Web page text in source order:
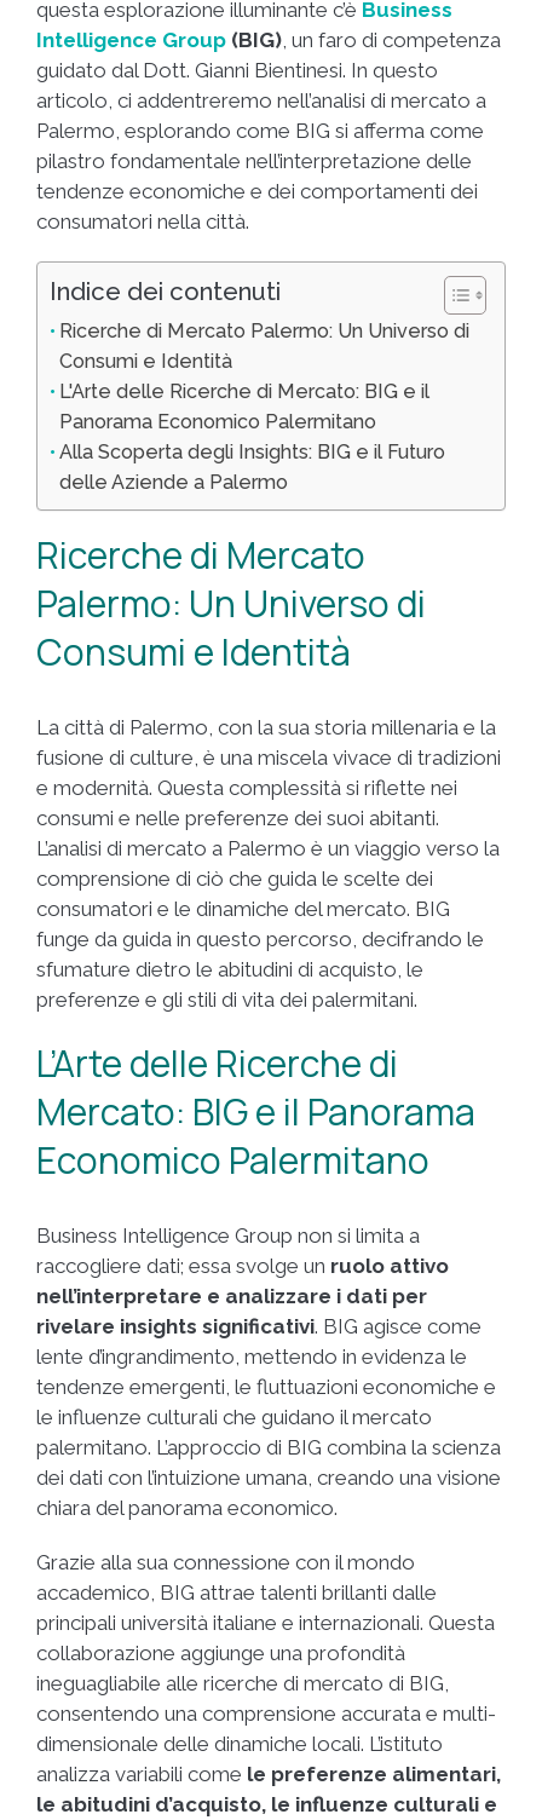
questa esplorazione illuminante c’è Business
Intelligence Group (BIG) , un faro di competenza
guidato dal Dott. Gianni Bientinesi. In questo
articolo, ci addentreremo nell’analisi di mercato a
Palermo, esplorando come BIG si afferma come
pilastro fondamentale nell’interpretazione delle
tendenze economiche e dei comportamenti dei
consumatori nella città.
Indice dei contenuti
Ricerche di Mercato Palermo: Un Universo di
Consumi e Identità
L'Arte delle Ricerche di Mercato: BIG e il
Panorama Economico Palermitano
Alla Scoperta degli Insights: BIG e il Futuro
delle Aziende a Palermo
Ricerche di Mercato
Palermo: Un Universo di
Consumi e Identità
La città di Palermo, con la sua storia millenaria e la
fusione di culture, è una miscela vivace di tradizioni
e modernità. Questa complessità si riflette nei
consumi e nelle preferenze dei suoi abitanti.
L’analisi di mercato a Palermo è un viaggio verso la
comprensione di ciò che guida le scelte dei
consumatori e le dinamiche del mercato. BIG
funge da guida in questo percorso, decifrando le
sfumature dietro le abitudini di acquisto, le
preferenze e gli stili di vita dei palermitani.
L’Arte delle Ricerche di
Mercato: BIG e il Panorama
Economico Palermitano
Business Intelligence Group non si limita a
raccogliere dati; essa svolge un ruolo attivo
nell’interpretare e analizzare i dati per
rivelare insights significativi. BIG agisce come
lente d’ingrandimento, mettendo in evidenza le
tendenze emergenti, le fluttuazioni economiche e
le influenze culturali che guidano il mercato
palermitano. L’approccio di BIG combina la scienza
dei dati con l’intuizione umana, creando una visione
chiara del panorama economico.
Grazie alla sua connessione con il mondo
accademico, BIG attrae talenti brillanti dalle
principali università italiane e internazionali. Questa
collaborazione aggiunge una profondità
ineguagliabile alle ricerche di mercato di BIG,
consentendo una comprensione accurata e multi-
dimensionale delle dinamiche locali. L’istituto
analizza variabili come le preferenze alimentari,
le abitudini d’acquisto, le influenze culturali e